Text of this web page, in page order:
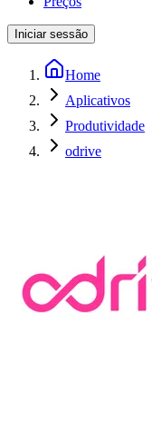
Iniciar sessão
Home
Aplicativos
Produtividade
odrive